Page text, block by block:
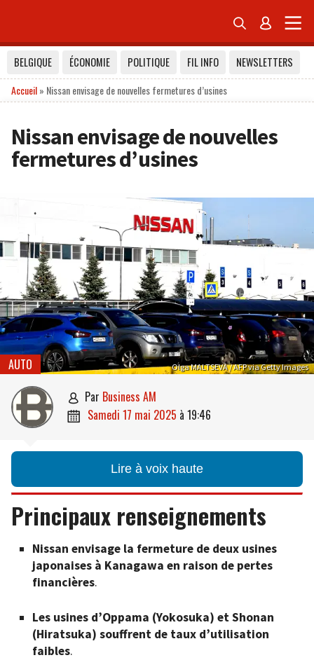
 
BELGIQUE ÉCONOMIE POLITIQUE FIL INFO
NEWSLETTERS
Accueil» Nissan envisage de nouvelles fermetures d’usines
Nissan envisage de nouvelles
fermetures d’usines
Olga MALTSEVA / AFP via Getty Images
AUTO
 par Business AM
 samedi 17 mai 2025 à 19:46
Lire à voix haute
Principaux renseignements
Nissan envisage la fermeture de deux usines
japonaises à Kanagawa en raison de pertes
financières.
Les usines d’Oppama (Yokosuka) et Shonan
(Hiratsuka) souffrent de taux d’utilisation
faibles.